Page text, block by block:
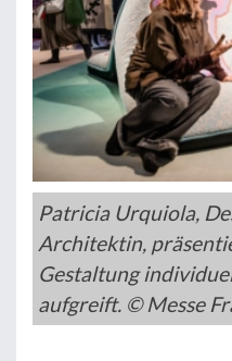
Patricia Urquiola,
Architektin,
Gestaltung
aufgreift. © Messe